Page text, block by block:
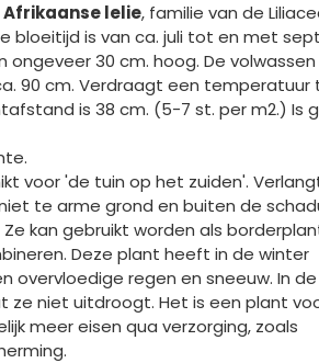
Afrikaanse lelie, familie van de
bloeitijd is van ca. juli tot en met
ongeveer 30 cm. hoog. De
90 cm. Verdraagt een temperatuur
is 38 cm. (5-7 st. per m2.) Is
voor 'de tuin op het zuiden'.
te arme grond en buiten de
kan gebruikt worden als
Deze plant heeft in de winter
overvloedige regen en sneeuw. In
ze niet uitdroogt. Het is een plant
meer eisen qua verzorging, zoals